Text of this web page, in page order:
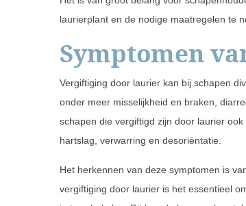
laurierplant en de nodige maatregelen te
Symptomen
Vergiftiging door laurier kan bij schapen
onder meer misselijkheid en braken,
schapen die vergiftigd zijn door laurier
hartslag, verwarring en desoriëntatie.
Het herkennen van deze symptomen is
vergiftiging door laurier is het essentieel